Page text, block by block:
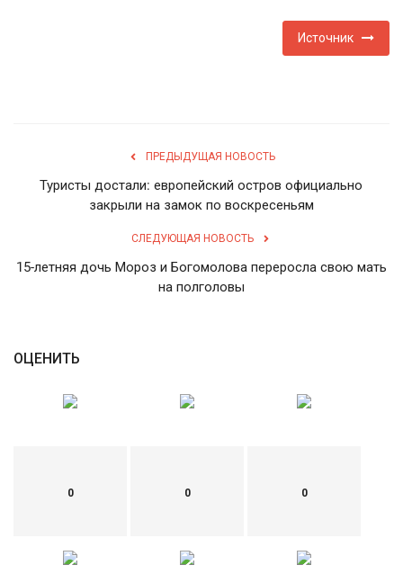
Источник
ПРЕДЫДУЩАЯ НОВОСТЬ
Туристы достали: европейский остров официально
закрыли на замок по воскресеньям
СЛЕДУЮЩАЯ НОВОСТЬ
15-летняя дочь Мороз и Богомолова переросла свою мать
на полголовы
ОЦЕНИТЬ
0 0 0